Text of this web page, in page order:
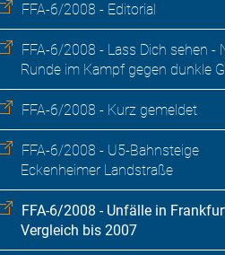
FFA-6/2008 - Editorial
FFA-6/2008 - Lass Dich sehen -
Runde im Kampf gegen dunkle
FFA-6/2008 - Kurz gemeldet
FFA-6/2008 - U5-Bahnsteige
Eckenheimer Landstraße
FFA-6/2008 - Unfälle in
Vergleich bis 2007